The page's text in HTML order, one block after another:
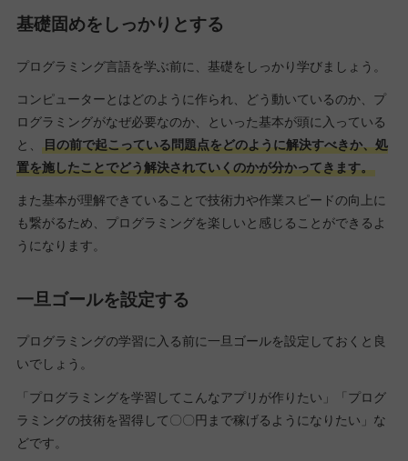
基礎固めをしっかりとする
プログラミング言語を学ぶ前に、基礎をしっかり学びましょう。
コンピューターとはどのように作られ、どう動いているのか、プ
ログラミングがなぜ必要なのか、といった基本が頭に入っている
と、
目の前で起こっている問題点をどのように解決すべきか、処
置を施したことでどう解決されていくのかが分かってきます。
また基本が理解できていることで技術力や作業スピードの向上に
も繋がるため、プログラミングを楽しいと感じることができるよ
うになります。
一旦ゴールを設定する
プログラミングの学習に入る前に一旦ゴールを設定しておくと良
いでしょう。
「プログラミングを学習してこんなアプリが作りたい」「プログ
ラミングの技術を習得して〇〇円まで稼げるようになりたい」な
どです。